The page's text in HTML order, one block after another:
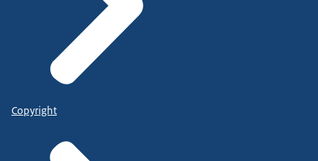
Copyright